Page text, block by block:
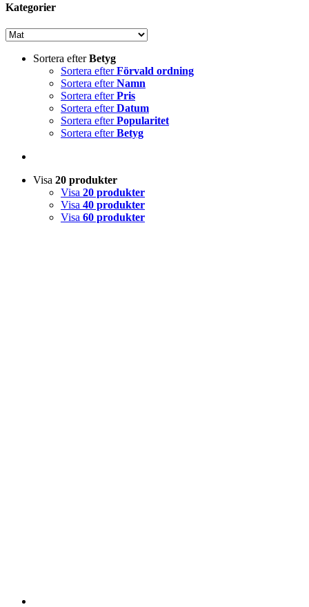
Kategorier
Sortera efterBetyg
Sortera efterFörvald ordning
Sortera efterNamn
Sortera efterPris
Sortera efterDatum
Sortera efterPopularitet
Sortera efterBetyg
Visa 20 produkter
Visa 20 produkter
Visa 40 produkter
Visa 60 produkter